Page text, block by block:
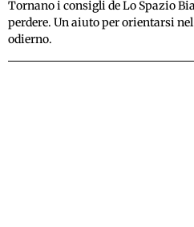
Tornano i consigli de Lo Spazio
perdere. Un aiuto per orientarsi
odierno.